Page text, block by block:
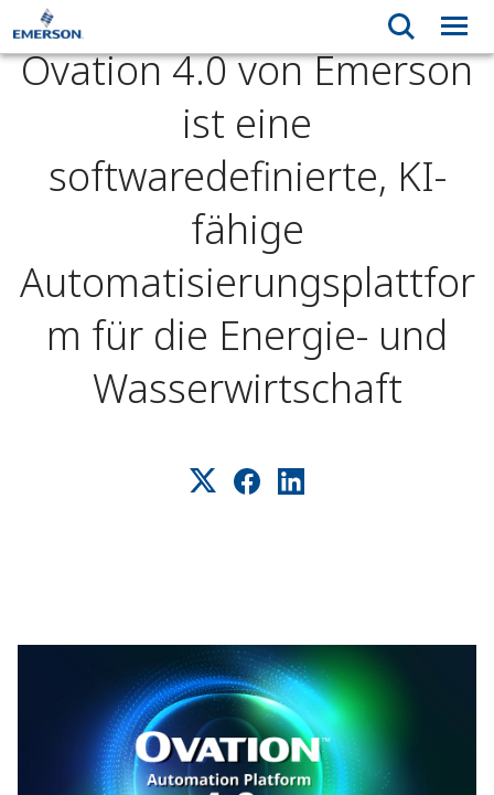
Ovation 4.0 von Emerson
ist eine
softwaredefinierte, KI-
fähige
Automatisierungsplattfor
m für die Energie- und
Wasserwirtschaft